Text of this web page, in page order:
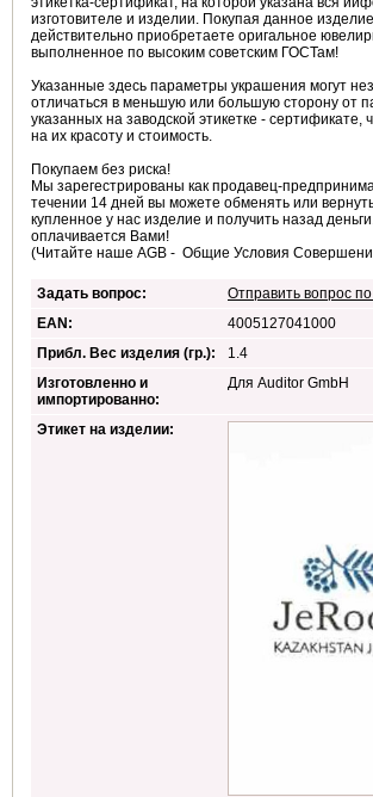
изготовителе и изделии. Покупая данное
действительно приобретаете оригальное
выполненное по высоким советским ГОСТам!
Указанные здесь параметры украшения могут
отличаться в меньшую или большую сторону от
указанных на заводской этикетке - сертификате,
на их красоту и стоимость.
Покупаем без риска!
Мы зарегестрированы как продавец-
течении 14 дней вы можете обменять или
купленное у нас изделие и получить назад
оплачивается Вами!
(Читайте наше AGB - Общие Условия
Задать вопрос:
Отправить вопрос
EAN:
4005127041000
Прибл. Вес изделия (гр.):
1.4
Изготовленно и
импортированно:
Для Auditor GmbH
Этикет на изделии: